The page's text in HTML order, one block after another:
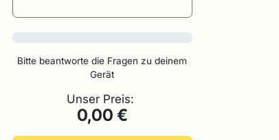
Bitte beantworte die Fragen zu deinem
Gerät
Unser Preis:
0,00 €